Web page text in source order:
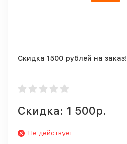
Скидка 1500 рублей на заказ!
Скидка: 1 500р.
Не действует